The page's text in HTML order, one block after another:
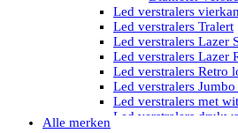
Led verstralers
Led verstralers Tralert
Led verstralers Lazer
Led verstralers Lazer
Led verstralers Retro
Led verstralers
Led verstralers met
Led verstralers
Alle merken